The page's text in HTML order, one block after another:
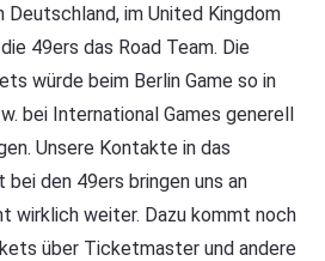
Deutschland, im United Kingdom
49ers das Road Team. Die
würde beim Berlin Game so in
bei International Games generell
Unsere Kontakte in das
den 49ers bringen uns an
wirklich weiter. Dazu kommt noch
über Ticketmaster und andere